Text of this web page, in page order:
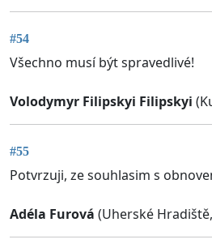
#54
Všechno musí být spravedlivé!
Volodymyr Filipskyi Filipskyi
#55
Potvrzuji, ze souhlasim s
Adéla Furová (Uherské